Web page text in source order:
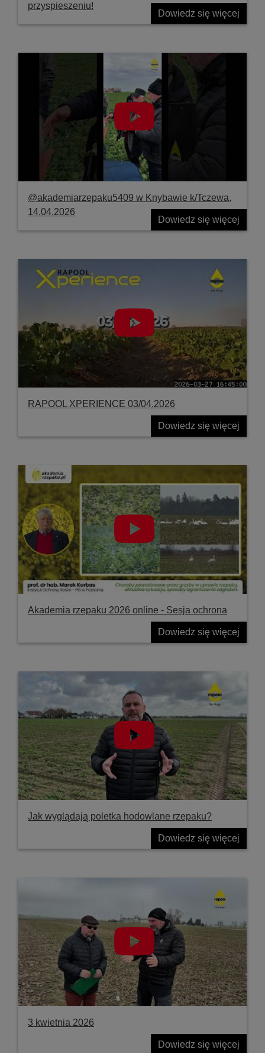
przyspieszeniu!
Dowiedz się więcej
@akademiarzepaku5409 w Knybawie k/Tczewa,
14.04.2026
Dowiedz się więcej
RAPOOL XPERIENCE 03/04.2026
Dowiedz się więcej
Akademia rzepaku 2026 online - Sesja ochrona
Dowiedz się więcej
Jak wyglądają poletka hodowlane rzepaku?
Dowiedz się więcej
3 kwietnia 2026
Dowiedz się więcej